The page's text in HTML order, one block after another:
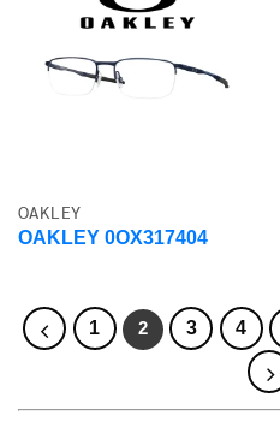
OAKLEY
OAKLEY 0OX317404
1 2 3 4